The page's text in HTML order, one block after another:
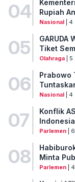
04
Rupiah
Nasional| 4
05
GARUDA
Tiket
Olahraga| 5
06
Prabowo
Nasional| 4
07
Konflik
Parlemen| 6
08
Minta
Parlemen| 4